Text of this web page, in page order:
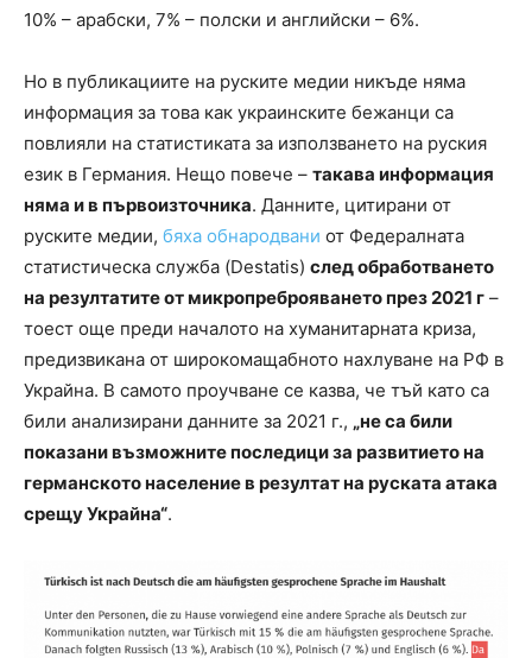
10% – арабски, 7% – полски и английски – 6%.
Но в публикациите на руските медии никъде няма
информация за това как украинските бежанци са
повлияли на статистиката за използването на руския
език в Германия. Нещо повече – такава информация
няма и в първоизточника. Данните, цитирани от
руските медии, бяха обнародвани от Федералната
статистическа служба (Destatis) след обработването
на резултатите от микропреброяването през 2021 г –
тоест още преди началото на хуманитарната криза,
предизвикана от широкомащабното нахлуване на РФ в
Украйна. В самото проучване се казва, че тъй като са
били анализирани данните за 2021 г., „не са били
показани възможните последици за развитието на
германското население в резултат на руската атака
срещу Украйна“.